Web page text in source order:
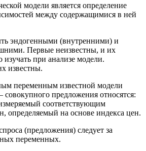
модели является определение
между содержащимися в ней
эндогенными (внутренними) и
Первые неизвестны, и их
изучать при анализе модели.
известны.
переменным известной модели
предложения относятся:
соответствующим
определяемый на основе индекса цен.
(предложения) следует за
переменных.